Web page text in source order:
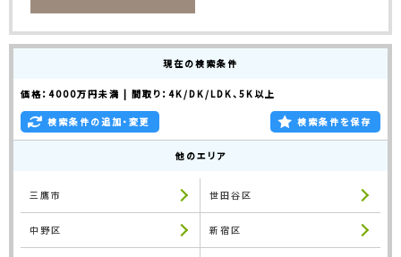
現在の検索条件
価格：4000万円未満 | 間取り：4K/DK/LDK、5K以上
検索条件の追加・変更 検索条件を保存
他のエリア
三鷹市 世田谷区
中野区 新宿区